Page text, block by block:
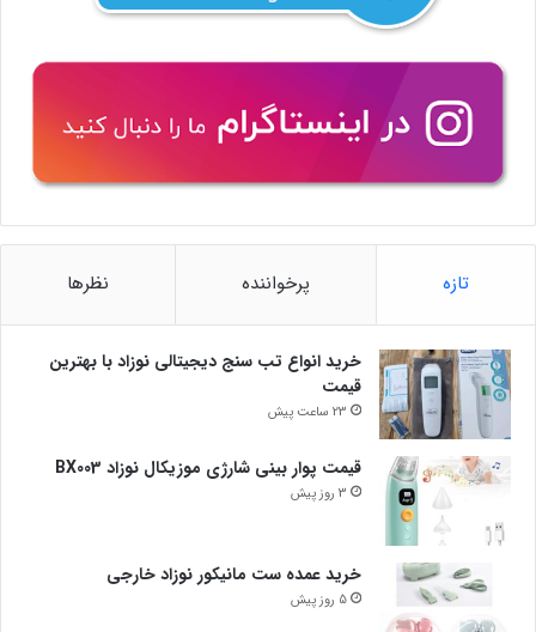
تازه پرخواننده نظرها
خرید انواع تب سنج دیجیتالی نوزاد با بهترین
قیمت
23 ساعت پیش
قیمت پوار بینی شارژی موزیکال نوزاد BX003
3 روز پیش
خرید عمده ست مانیکور نوزاد خارجی
5 روز پیش